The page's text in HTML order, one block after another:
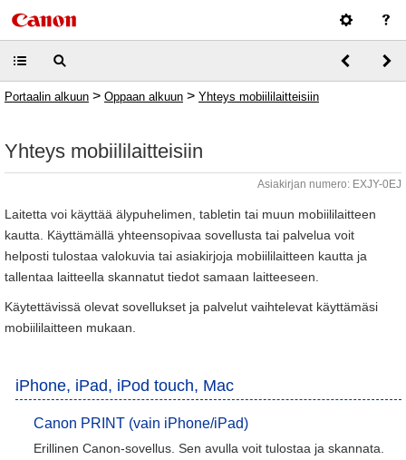
Portaalin alkuun > Oppaan alkuun > Yhteys mobiililaitteisiin
Yhteys mobiililaitteisiin
Asiakirjan numero: EXJY-0EJ
Laitetta voi käyttää älypuhelimen, tabletin tai muun mobiililaitteen
kautta. Käyttämällä yhteensopivaa sovellusta tai palvelua voit
helposti tulostaa valokuvia tai asiakirjoja mobiililaitteen kautta ja
tallentaa laitteella skannatut tiedot samaan laitteeseen.
Käytettävissä olevat sovellukset ja palvelut vaihtelevat käyttämäsi
mobiililaitteen mukaan.
iPhone, iPad, iPod touch, Mac
Canon PRINT (vain iPhone/iPad)
Erillinen Canon-sovellus. Sen avulla voit tulostaa ja skannata.